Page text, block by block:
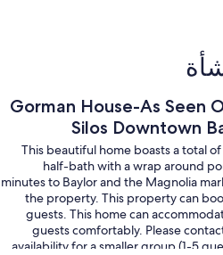
Gorman House-As Seen
Silos Downtown
This beautiful home boasts a total
half-bath with a wrap around
minutes to Baylor and the Magnolia
the property. This property can
guests. This home can
guests comfortably. Please
availability for a smaller group (1-5